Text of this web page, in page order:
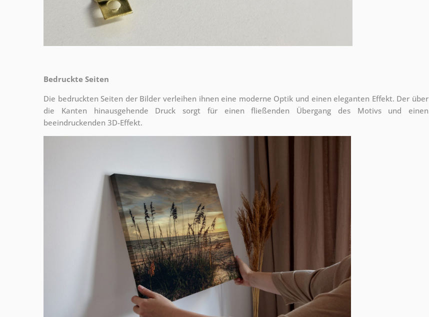
Bedruckte Seiten
Die bedruckten Seiten der Bilder verleihen ihnen eine moderne Optik und einen eleganten Effekt. Der über
die Kanten hinausgehende Druck sorgt für einen fließenden Übergang des Motivs und einen
beeindruckenden 3D-Effekt.